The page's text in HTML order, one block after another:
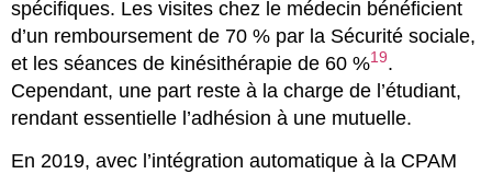
spécifiques. Les visites chez le médecin bénéficient
d’un remboursement de 70 % par la Sécurité sociale,
et les séances de kinésithérapie de 60 %19.
Cependant, une part reste à la charge de l’étudiant,
rendant essentielle l’adhésion à une mutuelle.
En 2019, avec l’intégration automatique à la CPAM